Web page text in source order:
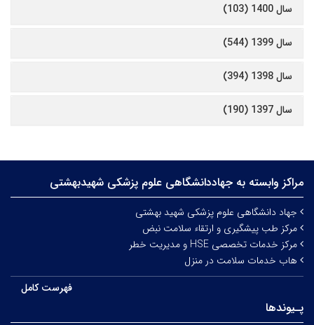
سال 1400 (103)
سال 1399 (544)
سال 1398 (394)
سال 1397 (190)
مراکز وابسته به جهاددانشگاهی علوم‌ پزشکی شهیدبهشتی
جهاد دانشگاهی علوم پزشکی شهید بهشتی
مرکز طب پیشگیری و ارتقاء سلامت نبض
مرکز خدمات تخصصی HSE و مدیریت خطر
هاب خدمات سلامت در منزل
فهرست کامل
پـیوندها